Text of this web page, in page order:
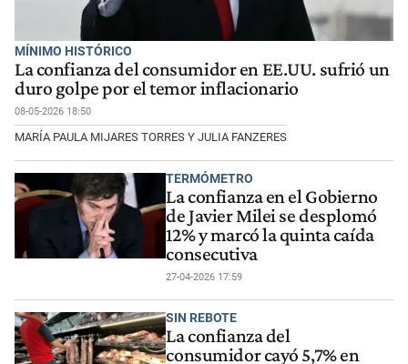
MÍNIMO HISTÓRICO
La confianza del consumidor en EE.UU. sufrió un
duro golpe por el temor inflacionario
08-05-2026 18:50
MARÍA PAULA MIJARES TORRES Y JULIA FANZERES
TERMÓMETRO
La confianza en el Gobierno
de Javier Milei se desplomó
12% y marcó la quinta caída
consecutiva
27-04-2026 17:59
SIN REBOTE
La confianza del
consumidor cayó 5,7% en